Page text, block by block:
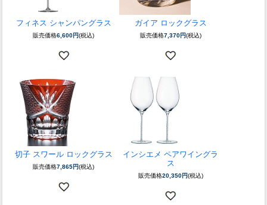
フィネス シャンパングラス
販売価格6,600円(税込)
ガイア ロックグラス
販売価格7,370円(税込)
切子 スワール ロックグラス
販売価格7,865円(税込)
インシエメ ペアワイングラ
ス
販売価格20,350円(税込)